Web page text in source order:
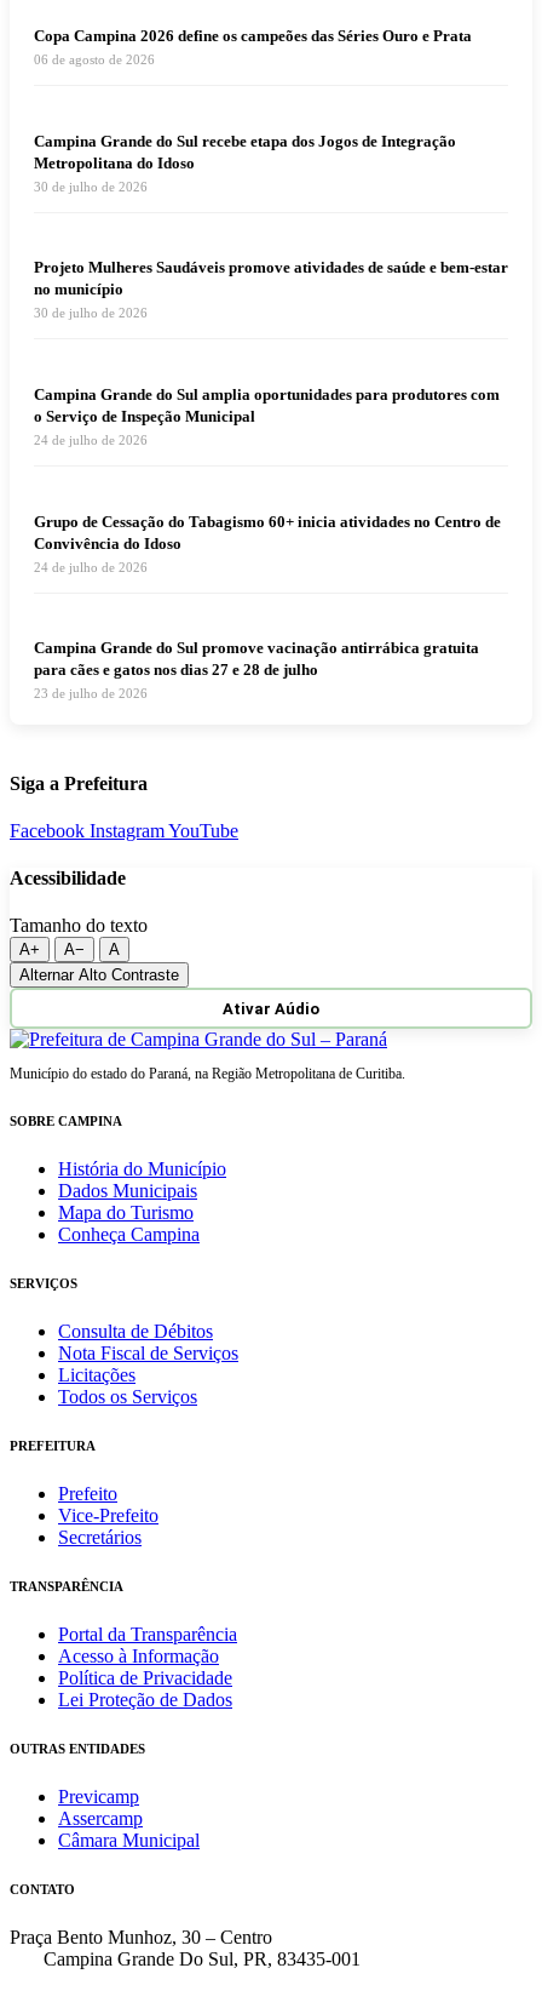
Copa Campina 2026 define os campeões das Séries Ouro e Prata
06 de agosto de 2026
Campina Grande do Sul recebe etapa dos Jogos de Integração
Metropolitana do Idoso
30 de julho de 2026
Projeto Mulheres Saudáveis promove atividades de saúde e bem-estar
no município
30 de julho de 2026
Campina Grande do Sul amplia oportunidades para produtores com
o Serviço de Inspeção Municipal
24 de julho de 2026
Grupo de Cessação do Tabagismo 60+ inicia atividades no Centro de
Convivência do Idoso
24 de julho de 2026
Campina Grande do Sul promove vacinação antirrábica gratuita
para cães e gatos nos dias 27 e 28 de julho
23 de julho de 2026
Siga a Prefeitura
Facebook InstagramYouTube
Acessibilidade
Tamanho do texto
A+ A−
A
Alternar Alto Contraste
Ativar Aúdio
Município do estado do Paraná, na Região Metropolitana de Curitiba.
SOBRE CAMPINA
História do Município
Dados Municipais
Mapa do Turismo
Conheça Campina
SERVIÇOS
Consulta de Débitos
Nota Fiscal de Serviços
Licitações
Todos os Serviços
PREFEITURA
Prefeito
Vice-Prefeito
Secretários
TRANSPARÊNCIA
Portal da Transparência
Acesso à Informação
Política de Privacidade
Lei Proteção de Dados
OUTRAS ENTIDADES
Previcamp
Assercamp
Câmara Municipal
CONTATO
Praça Bento Munhoz, 30 – Centro
Campina Grande Do Sul, PR, 83435-001